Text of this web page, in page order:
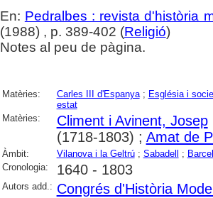
En: Pedralbes : revista d'història
(1988) , p. 389-402 (Religió)
Notes al peu de pàgina.
Matèries: Carles III d'Espanya; Església i
estat
Matèries:
Climent i Avinent, Josep
(1718-1803) ; Amat de
Àmbit: Vilanova i la Geltrú; Sabadell ;
Cronologia:
1640 - 1803
Autors add.: Congrés d'Història